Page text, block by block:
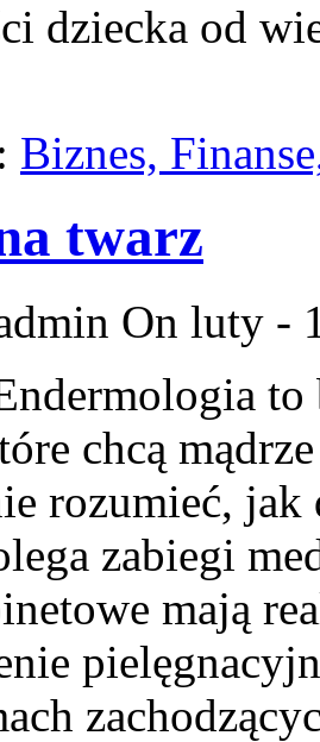
dziecka od
Biznes,
twarz
On luty -
chcą
rozumieć, jak
zabiegi
mają